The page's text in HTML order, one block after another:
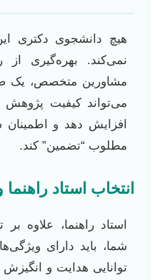
هیچ دانشجوی دکتری
نمی‌کند. بهره‌گیری از
مشاورین متخصص، یک
می‌تواند کیفیت
افزایش دهد و اطمینان
مطلوب “تضمین” کند.
انتخاب استاد
استاد راهنما،
شما، باید دارای
توانایی هدایت و